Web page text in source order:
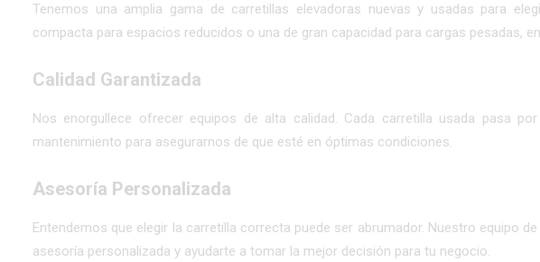
Tenemos una amplia gama de carretillas elevadoras nuevas y usadas para
compacta para espacios reducidos o una de gran capacidad para cargas pesadas,
Calidad Garantizada
Nos enorgullece ofrecer equipos de alta calidad. Cada carretilla usada pasa
mantenimiento para asegurarnos de que esté en óptimas condiciones.
Asesoría Personalizada
Entendemos que elegir la carretilla correcta puede ser abrumador. Nuestro equipo
asesoría personalizada y ayudarte a tomar la mejor decisión para tu negocio.